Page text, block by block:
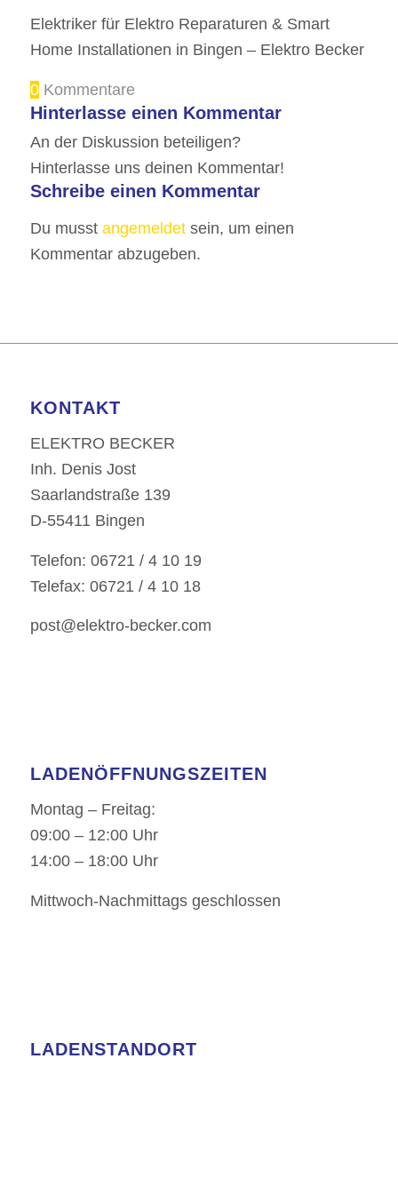
Elektriker für Elektro Reparaturen & Smart
Home Installationen in Bingen – Elektro Becker
0 Kommentare
Hinterlasse einen Kommentar
An der Diskussion beteiligen?
Hinterlasse uns deinen Kommentar!
Schreibe einen Kommentar
Du musst angemeldetsein, um einen
Kommentar abzugeben.
KONTAKT
ELEKTRO BECKER
Inh. Denis Jost
Saarlandstraße 139
D-55411 Bingen
Telefon: 06721 / 4 10 19
Telefax: 06721 / 4 10 18
post@elektro-becker.com
LADENÖFFNUNGSZEITEN
Montag – Freitag:
09:00 – 12:00 Uhr
14:00 – 18:00 Uhr
Mittwoch-Nachmittags geschlossen
LADENSTANDORT